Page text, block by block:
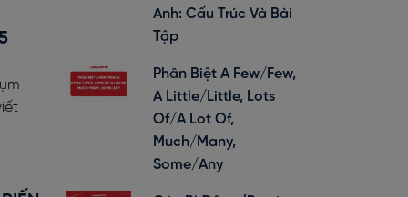
Anh: Cấu Trúc Và Bài
Tập
Phân Biệt A Few/Few,
A Little/Little, Lots
Of/A Lot Of,
Much/Many,
Some/Any